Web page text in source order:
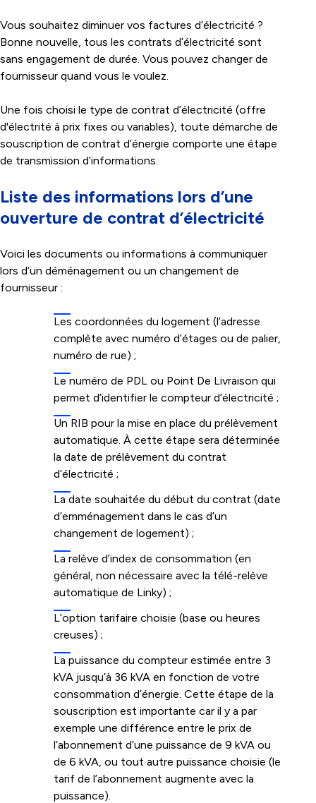
Vous souhaitez diminuer vos factures d’électricité ?
Bonne nouvelle, tous les contrats d’électricité sont
sans engagement de durée. Vous pouvez changer de
fournisseur quand vous le voulez.
Une fois choisi le type de contrat d’électricité (offre
d'électrité à prix fixes ou variables), toute démarche de
souscription de contrat d’énergie comporte une étape
de transmission d’informations.
Liste des informations lors d’une
ouverture de contrat d’électricité
Voici les documents ou informations à communiquer
lors d’un déménagement ou un changement de
fournisseur :
Les coordonnées du logement (l’adresse
complète avec numéro d’étages ou de palier,
numéro de rue) ;
Le numéro de PDL ou Point De Livraison qui
permet d’identifier le compteur d’électricité ;
Un RIB pour la mise en place du prélèvement
automatique. À cette étape sera déterminée
la date de prélèvement du contrat
d’électricité ;
La date souhaitée du début du contrat (date
d’emménagement dans le cas d’un
changement de logement) ;
La relève d’index de consommation (en
général, non nécessaire avec la télé-relève
automatique de Linky) ;
L’option tarifaire choisie (base ou heures
creuses) ;
La puissance du compteur estimée entre 3
kVA jusqu’à 36 kVA en fonction de votre
consommation d’énergie. Cette étape de la
souscription est importante car il y a par
exemple une différence entre le prix de
l’abonnement d’une puissance de 9 kVA ou
de 6 kVA, ou tout autre puissance choisie (le
tarif de l’abonnement augmente avec la
puissance).